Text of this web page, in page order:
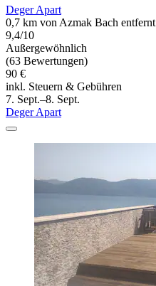
Deger Apart
0,7 km von Azmak Bach entfernt
9,4/10
Außergewöhnlich
(63 Bewertungen)
90 €
inkl. Steuern & Gebühren
7. Sept.–8. Sept.
Deger Apart